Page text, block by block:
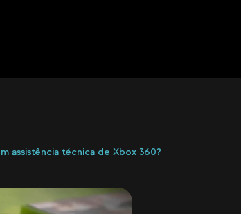
assistência técnica de Xbox 360?